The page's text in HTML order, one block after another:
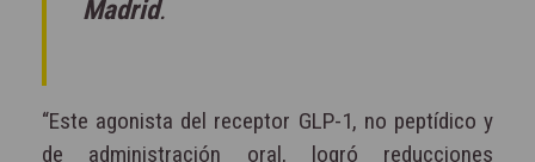
Madrid.
“Este agonista del receptor GLP-1, no peptídico y
de administración oral, logró reducciones